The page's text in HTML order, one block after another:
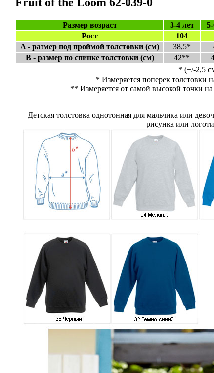
Размер возраст 3-4 лет
Рост
104
A - размер под проймой толстовки (см)
38,5*
B - размер по спинке толстовки (см)
42**
* (+/-2,5
* Измеряется поперек толстовки
** Измеряется от самой высокой точки
Детская толстовка однотонная для мальчика или
рисунка или